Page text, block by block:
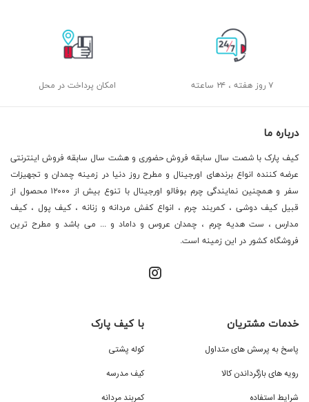
۷ روز هفته ، ۲۴ ساعته امکان پرداخت در محل
درباره ما
کیف پارک با شصت سال سابقه فروش حضوری و هشت سال سابقه فروش اینترنتی
عرضه کننده انواع برندهای اورجینال و مطرح روز دنیا در زمینه چمدان و تجهیزات
سفر و همچنین نمایندگی چرم بوفالو اورجینال با تنوع بیش از ۱۲۰۰۰ محصول از
قبیل کیف دوشی ، کمربند چرم ، انواع کفش مردانه و زنانه ، کیف پول ، کیف
مدارس ، ست هدیه چرم ، چمدان عروس و داماد و ... می باشد و مطرح ترین
فروشگاه کشور در این زمینه است.
خدمات مشتریان
پاسخ به پرسش های متداول
رویه های بازگرداندن کالا
شرایط استفاده
با کیف پارک
کوله پشتی
کیف مدرسه
کمربند مردانه